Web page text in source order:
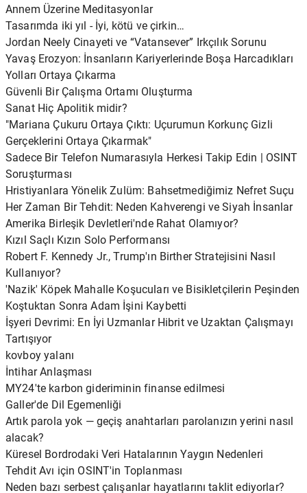
Annem Üzerine Meditasyonlar
Tasarımda iki yıl - İyi, kötü ve çirkin…
Jordan Neely Cinayeti ve “Vatansever” Irkçılık Sorunu
Yavaş Erozyon: İnsanların Kariyerlerinde Boşa Harcadıkları
Yolları Ortaya Çıkarma
Güvenli Bir Çalışma Ortamı Oluşturma
Sanat Hiç Apolitik midir?
"Mariana Çukuru Ortaya Çıktı: Uçurumun Korkunç Gizli
Gerçeklerini Ortaya Çıkarmak"
Sadece Bir Telefon Numarasıyla Herkesi Takip Edin | OSINT
Soruşturması
Hristiyanlara Yönelik Zulüm: Bahsetmediğimiz Nefret Suçu
Her Zaman Bir Tehdit: Neden Kahverengi ve Siyah İnsanlar
Amerika Birleşik Devletleri'nde Rahat Olamıyor?
Kızıl Saçlı Kızın Solo Performansı
Robert F. Kennedy Jr., Trump'ın Birther Stratejisini Nasıl
Kullanıyor?
'Nazik' Köpek Mahalle Koşucuları ve Bisikletçilerin Peşinden
Koştuktan Sonra Adam İşini Kaybetti
İşyeri Devrimi: En İyi Uzmanlar Hibrit ve Uzaktan Çalışmayı
Tartışıyor
kovboy yalanı
İntihar Anlaşması
MY24'te karbon gideriminin finanse edilmesi
Galler'de Dil Egemenliği
Artık parola yok — geçiş anahtarları parolanızın yerini nasıl
alacak?
Küresel Bordrodaki Veri Hatalarının Yaygın Nedenleri
Tehdit Avı için OSINT'in Toplanması
Neden bazı serbest çalışanlar hayatlarını taklit ediyorlar?